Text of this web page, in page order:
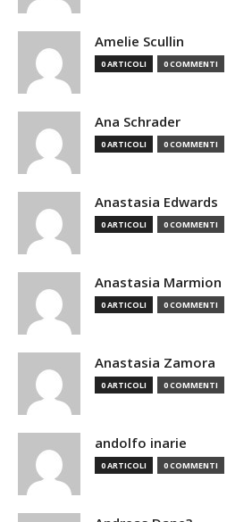
Amelie Scullin
0 ARTICOLI 0 COMMENTI
Ana Schrader
0 ARTICOLI 0 COMMENTI
Anastasia Edwards
0 ARTICOLI 0 COMMENTI
Anastasia Marmion
0 ARTICOLI 0 COMMENTI
Anastasia Zamora
0 ARTICOLI 0 COMMENTI
andolfo inarie
0 ARTICOLI 0 COMMENTI